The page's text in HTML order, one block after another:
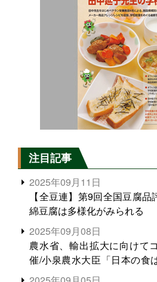
注目記事
2025年09月11日
【全豆連】第9回全国豆腐
綿豆腐は多様化がみられる
2025年09月08日
農水省、輸出拡大に向けて
催/小泉農水大臣「日本の食
る。米増産に向けて、米輸出